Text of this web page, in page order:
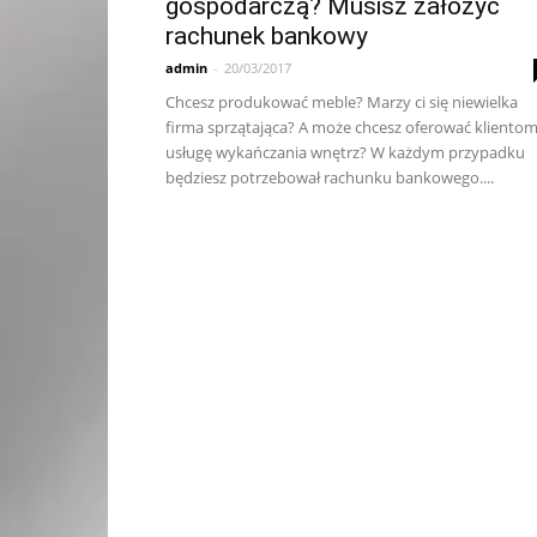
gospodarczą? Musisz założyć
rachunek bankowy
admin - 20/03/2017
Chcesz produkować meble? Marzy ci się niewielka
firma sprzątająca? A może chcesz oferować klientom
usługę wykańczania wnętrz? W każdym przypadku
będziesz potrzebował rachunku bankowego....